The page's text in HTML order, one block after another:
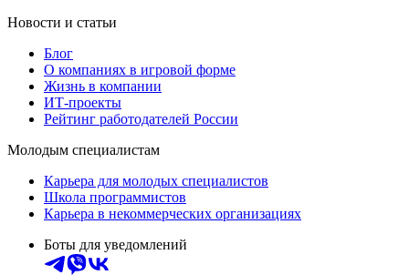
Новости и статьи
Блог
О компаниях в игровой форме
Жизнь в компании
ИТ-проекты
Рейтинг работодателей России
Молодым специалистам
Карьера для молодых специалистов
Школа программистов
Карьера в некоммерческих организациях
Боты для уведомлений